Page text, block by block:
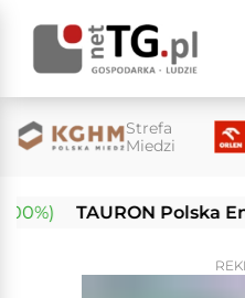
Strefa
Miedzi
TAURON Polska